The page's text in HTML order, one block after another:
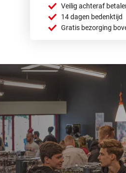
Veilig achteraf
14 dagen bedenktijd
Gratis bezorging